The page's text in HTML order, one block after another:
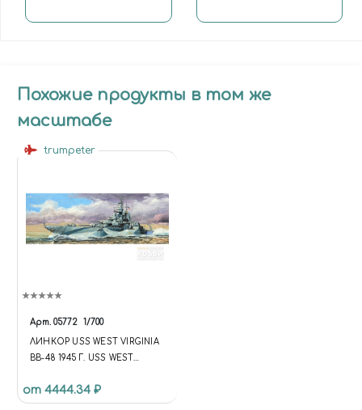
Похожие продукты в том же
масштабе
trumpeter
Арт. 05772 1/700
ЛИНКОР USS WEST VIRGINIA
BB-48 1945 Г. USS WEST
BATTLESHIP
от 4444.34 ₽